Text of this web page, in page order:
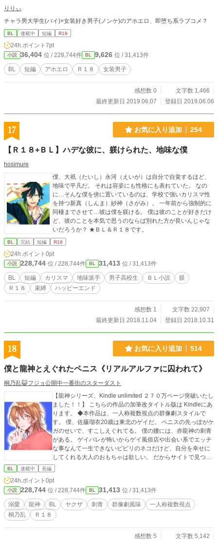
りりぃ
チャラ男大学生(バイ)×女装好き男子(ノンケ)のアホエロ、即堕ち系ラブコメ？
BL 連載中 短編 R18
24h.ポイント 7pt
小説 36,404 位 / 228,744件 BL 9,626 位 / 31,413件
BL 短編 アホエロ Ｒ１８ 女装男子
感想数 0
文字数 1,466
最終更新日 2019.06.07
登録日 2019.06.06
17 お気に入り追加 254
【Ｒ１８+ＢＬ】ハデな彼に、躾けられた、地味な僕
hosimure
僕、大祇（たいし）永河（えいが）は自分で自覚するほど、
地味で平凡だ。 それは容姿にも性格にも表れていた。 なの
に…そんな僕を傍に置いているのは、学校で強いカリスマ性
を持つ新真（しんま）紗神（さがみ）。 一年前から強制的に
同棲までさせて…彼は僕を躾ける。 僕は彼のことが好きだけ
ど、彼のことを本気で思うのならば別れた方が良いんじゃな
いだろうか？ ★ＢＬ＆Ｒ１８です。
BL 完結 短編 R18
24h.ポイント 0pt
小説 228,744 位 / 228,744件 BL 31,413 位 / 31,413件
BL 短編 カリスマ 地味派手 男子高校生 ＢＬ小説
躾
Ｒ１８
束縛 ハッピーエンド
感想数 1
文字数 22,907
最終更新日 2018.11.04
登録日 2018.10.31
18 お気に入り追加 514
僕と龍神とえぐれたペニス《リアルアルファに囚われて》
桐乃乱😺フジョ公開中一番街のスターダスト
【龍神シリーズ、Kindle unlimited ２７０万ページ突破いたし
ました！！】 こちらの作品の加筆改タイトル版は Kindleにあ
ります。 ◆本作品は、一人称複数視点の群像劇スタイルで
す。 僕、佐藤瑠衣20歳は東北のゲイだ。 ペニスの先っぽがケ
ガのせいで、すこしえぐれてる。 僕の腰には、赤龍神の刺青
がある。 ゲイバレが怖いからゲイ風俗店や出会い系でエッチ
な事なんて一生できないビビリのネコだけど、自分を幸せに
してくれる大人のおもちゃは欲しい。 だからサイトで見つけ
た東北一の繁華街にある「淫魔の森」に勇気を出していく事
選んでいいか迷っていると、お客さんが声をかけてきた！
その男性は僕が自慰のオカズにもしちゃう某海外アクション
俳優そっくりな人で、ドストライクなイケメン！ あれよあれ
よと言う間に、何故かラブホに二人で行っちゃう事に。 ぼ、
僕どうなっちゃうのー！？ 暗い過去を持ってるようでも、エ
さんに囲われる？ お話です。 無断転載、複製、アップロー
BL 連載中 長編
24h.ポイント 0pt
小説 228,744 位 / 228,744件 BL 31,413 位 / 31,413件
溺愛 龍神 BL ヤクザ 刺青 群像劇風味
一人称複数視点
桐乃乱
Ｒ１８
感想数 5
文字数 5,142